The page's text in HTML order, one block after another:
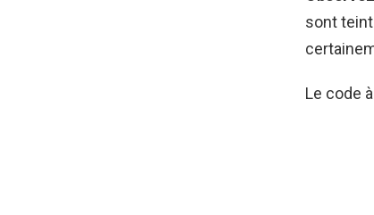
sont
Le code